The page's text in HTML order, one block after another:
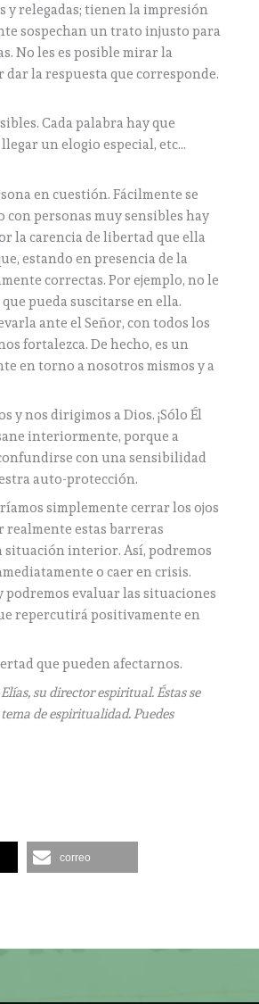
y relegadas; tienen la impresión
sospechan un trato injusto para
No les es posible mirar la
la respuesta que corresponde.
Cada palabra hay que
un elogio especial, etc…
en cuestión. Fácilmente se
personas muy sensibles hay
la carencia de libertad que ella
estando en presencia de la
correctas. Por ejemplo, no le
pueda suscitarse en ella.
ante el Señor, con todos los
fortalezca. De hecho, es un
en torno a nosotros mismos y a
y nos dirigimos a Dios. ¡Sólo Él
interiormente, porque a
con una sensibilidad
auto-protección.
simplemente cerrar los ojos
realmente estas barreras
situación interior. Así, podremos
o caer en crisis.
podremos evaluar las situaciones
repercutirá positivamente en
que pueden afectarnos.
su director espiritual. Éstas se
de espiritualidad. Puedes
correo